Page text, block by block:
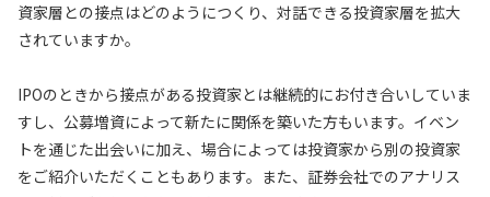
資家層との接点はどのようにつくり、対話できる投資家層を拡大
されていますか。
IPOのときから接点がある投資家とは継続的にお付き合いしていま
すし、公募増資によって新たに関係を築いた方もいます。イベン
トを通じた出会いに加え、場合によっては投資家から別の投資家
をご紹介いただくこともあります。また、証券会社でのアナリス